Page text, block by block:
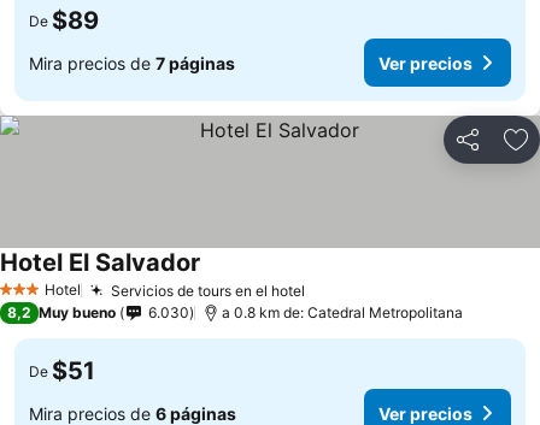
De $89
Mira precios de 7 páginas Ver precios
Compartir
3 Estrellas
Hotel Servicios de tours en el hotel
Hotel El Salvador
8,2 Muy bueno 6.030 a 0.8 km de: Catedral Metropolitana
De $51
Mira precios de 6 páginas Ver precios